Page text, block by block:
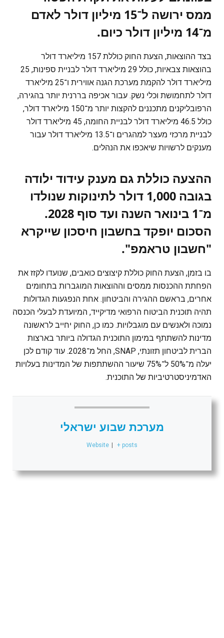
ממס ירושה ל־15 מיליון דולר לאדם
מ־14 מיליון דולר כיום.
בצד ההוצאות, הצעת החוק כוללת 157 מיליארד דולר
בהוצאות צבאיות, כולל 29 מיליארד דולר לבניית ספינות, 25
מיליארד דולר להקמת מערכת הגנה אווירית ו־25 מיליארד
דולר לתחמושת וכלי נשק. עבור אכיפה בררנית יותר בהגירה,
הרפובליקנים מתכננים להקצות יותר מ־150 מיליארד דולר,
כולל 46.5 מיליארד דולר לבניית החומה, 45 מיליארד דולר
לבניית מרכזי מעצר למהגרים ו־13.5 מיליארד דולר עבור
מענקים לרשויות שיאכפו את הנהלים.
ההצעה כוללת גם מענק עידוד ילודה
בגובה 1,000 דולר לתינוקות שנולדו
מ־1 בינואר השנה ועד סוף 2028.
הסכום יופקד בחשבון חיסכון שייקרא
"חשבון טראמפ".
בו בזמן, הצעת החוק כוללת קיצוצים כואבים, שנועדו לקזז את
הפחתת ההכנסות ממסים וההוצאות המוגברות בתחומים
אחרים, בראשם ההגירה והביטחון. אחת הנפגעות הגדולות
תהיה תוכנית הביטוח הרפואי מדיקייד, המיועדת לבעלי הכנסה
נמוכה ולאנשים עם מוגבלויות. כמו כן, החוק יחייב לראשונה
מדינות להשתתף במימון התוכנית הגדולה ביותר בארצות
הברית לביטחון תזונתי, SNAP, החל מ־2028. עוד קודם לכן
יעלה מ־50% ל־75% שיעור ההשתתפות של המדינות בעלויות
האדמיניסטרטיביות של התוכנית.
מערכת שבוע ישראלי
Website + posts